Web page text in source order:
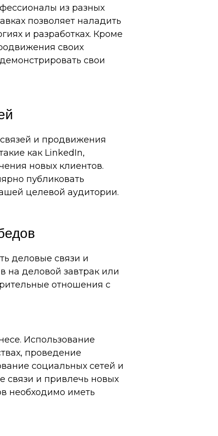
из разных
позволяет наладить
и разработках. Кроме
своих
свои
и продвижения
как LinkedIn,
новых клиентов.
публиковать
целевой аудитории.
деловые связи и
на деловой завтрак или
отношения с
Использование
проведение
социальных сетей и
связи и привлечь новых
необходимо иметь